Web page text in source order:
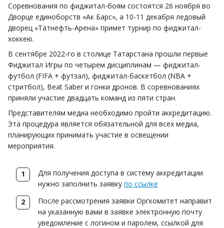
Соревнования по фиджитал-боям состоятся 26 ноября во
Дворце единоборств «Ак Барс», а 10-11 декабря ледовый
дворец «Татнефть-Арена» примет турнир по фиджитал-
хоккею.
В сентябре 2022-го в столице Татарстана прошли первые
Фиджитал Игры по четырем дисциплинам — фиджитал-
футбол (FIFA + футзал), фиджитал-баскетбол (NBA +
стритбол), Beat Saber и гонки дронов. В соревнованиях
приняли участие двадцать команд из пяти стран.
Представителям медиа необходимо пройти аккредитацию.
Эта процедура является обязательной для всех медиа,
планирующих принимать участие в освещении
мероприятия.
Для получения доступа в систему аккредитации
нужно заполнить заявку по ссылке
После рассмотрения заявки Оргкомитет направит
на указанную вами в заявке электронную почту
уведомление с логином и паролем, ссылкой для